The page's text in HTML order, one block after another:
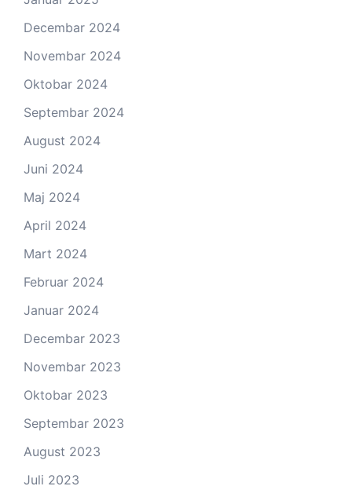
Decembar 2024
Novembar 2024
Oktobar 2024
Septembar 2024
August 2024
Juni 2024
Maj 2024
April 2024
Mart 2024
Februar 2024
Januar 2024
Decembar 2023
Novembar 2023
Oktobar 2023
Septembar 2023
August 2023
Juli 2023